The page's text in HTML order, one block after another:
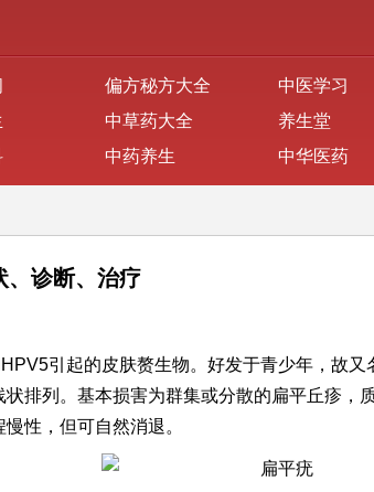
偏方秘方大全 中医学习
中草药大全 养生堂
中药养生 中华医药
、诊断、治疗
引起的皮肤赘生物。好发于青少年，故又
排列。基本损害为群集或分散的扁平丘疹，
性，但可自然消退。